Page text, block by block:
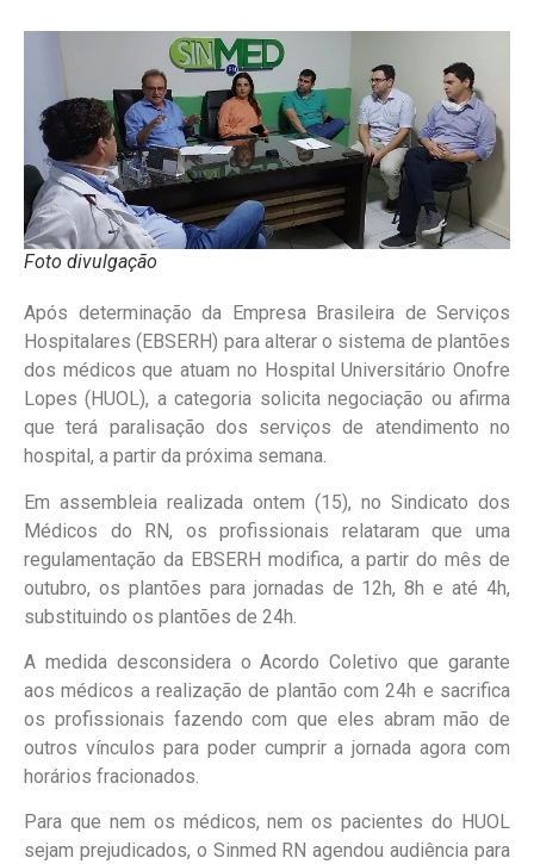
Foto divulgação
Após determinação da Empresa Brasileira de Serviços
Hospitalares (EBSERH) para alterar o sistema de plantões
dos médicos que atuam no Hospital Universitário Onofre
Lopes (HUOL), a categoria solicita negociação ou afirma
que terá paralisação dos serviços de atendimento no
hospital, a partir da próxima semana.
Em assembleia realizada ontem (15), no Sindicato dos
Médicos do RN, os profissionais relataram que uma
regulamentação da EBSERH modifica, a partir do mês de
outubro, os plantões para jornadas de 12h, 8h e até 4h,
substituindo os plantões de 24h.
A medida desconsidera o Acordo Coletivo que garante
aos médicos a realização de plantão com 24h e sacrifica
os profissionais fazendo com que eles abram mão de
outros vínculos para poder cumprir a jornada agora com
horários fracionados.
Para que nem os médicos, nem os pacientes do HUOL
sejam prejudicados, o Sinmed RN agendou audiência para